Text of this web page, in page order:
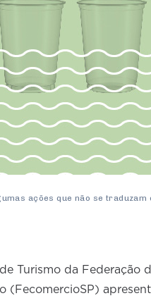
ações que não se traduzam
Turismo da Federação
(FecomercioSP)